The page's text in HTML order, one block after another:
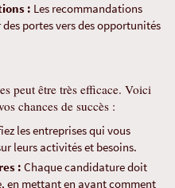
: Les recommandations
portes vers des opportunités
peut être très efficace. Voici
chances de succès :
les entreprises qui vous
leurs activités et besoins.
: Chaque candidature doit
en mettant en avant comment